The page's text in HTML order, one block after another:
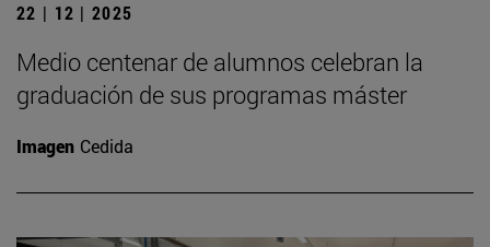
22 | 12 | 2025
Medio centenar de alumnos celebran la
graduación de sus programas máster
Imagen Cedida